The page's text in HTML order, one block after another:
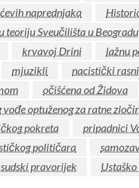
naprednjaka
teoriju Sveučilišta u Beogradu
krvavoj Drini lažnu
mjuzikli nacistički
očišćena od Židova
optuženog za ratne
pokreta
pripadnici
političara
sudski pravorijek